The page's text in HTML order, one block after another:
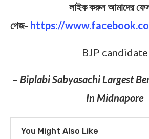
লাইক করুন আমাদের
পেজ- https://
BJP candidate
– Biplabi Sabyasachi Largest
In Midnapore
You Might Also Like